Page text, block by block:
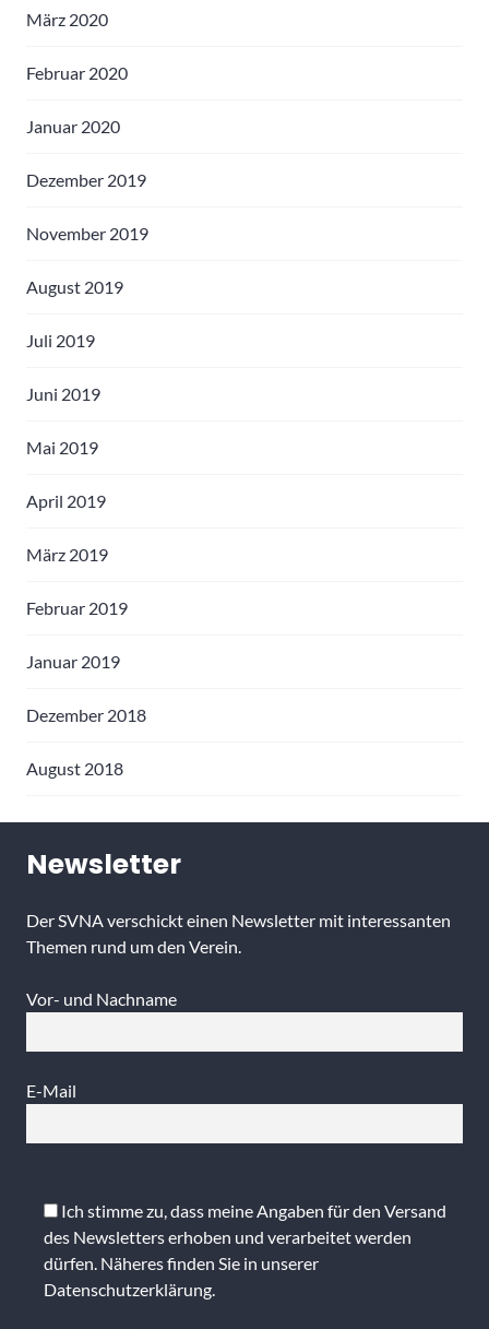
März 2020
Februar 2020
Januar 2020
Dezember 2019
November 2019
August 2019
Juli 2019
Juni 2019
Mai 2019
April 2019
März 2019
Februar 2019
Januar 2019
Dezember 2018
August 2018
Newsletter
Der SVNA verschickt einen Newsletter mit interessanten
Themen rund um den Verein.
Vor- und Nachname
E-Mail
lasse
dieses
Feld
leer.
Ich stimme zu, dass meine Angaben für den Versand
des Newsletters erhoben und verarbeitet werden
dürfen. Näheres finden Sie in unserer
Datenschutzerklärung.